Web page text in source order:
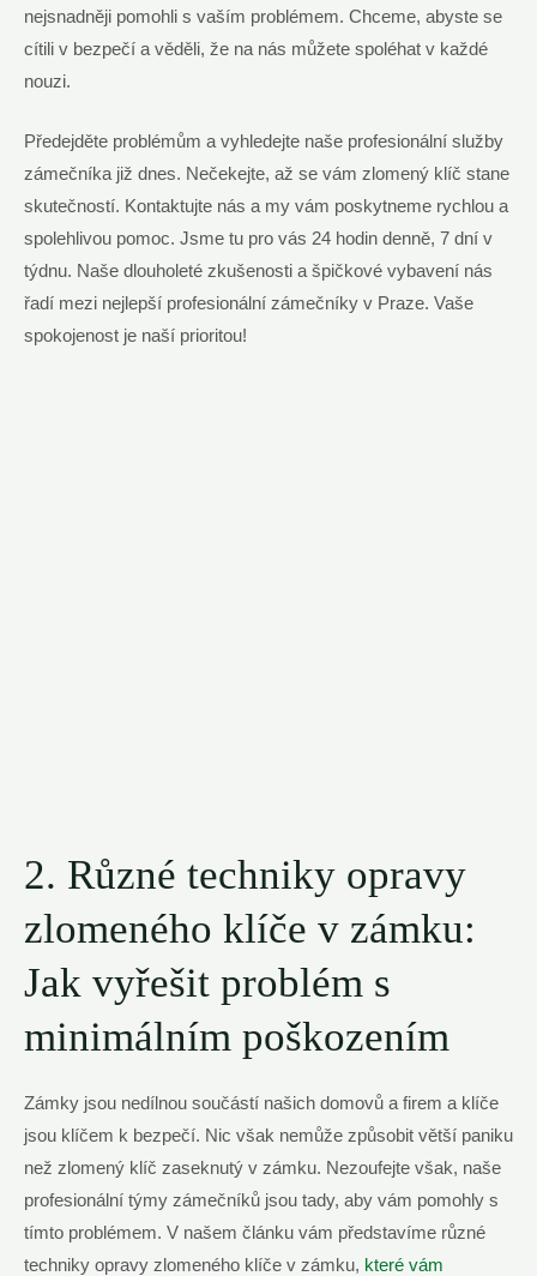
nejsnadněji pomohli s vaším problémem. Chceme, abyste se
cítili v bezpečí a věděli, že na nás můžete spoléhat v každé
nouzi.
Předejděte problémům a vyhledejte naše profesionální služby
zámečníka již dnes. Nečekejte, až se vám zlomený klíč stane
skutečností. Kontaktujte nás a my vám poskytneme rychlou a
spolehlivou pomoc. Jsme tu pro vás 24 hodin denně, 7 dní v
týdnu. Naše dlouholeté zkušenosti a špičkové vybavení nás
řadí mezi nejlepší profesionální zámečníky v Praze. Vaše
spokojenost je naší prioritou!
2. Různé techniky opravy
zlomeného klíče v zámku:
Jak vyřešit problém s
minimálním poškozením
Zámky jsou nedílnou součástí našich domovů a firem a klíče
jsou klíčem k bezpečí. Nic však nemůže způsobit větší paniku
než zlomený klíč zaseknutý v zámku. Nezoufejte však, naše
profesionální týmy zámečníků jsou tady, aby vám pomohly s
tímto problémem. V našem článku vám představíme různé
techniky opravy zlomeného klíče v zámku, které vám